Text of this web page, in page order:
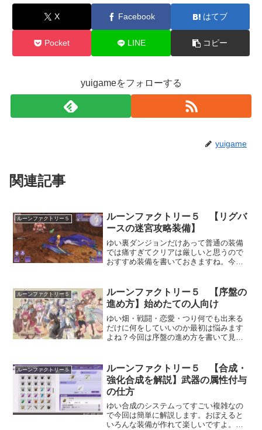
X Facebook はてブ
Pocket LINE コピー
yuigameをフォローする
yuigame
関連記事
ルーンファクトリー５
ルーンファクトリー５ 【リグバ
ースの迷宮攻略装備】
ゆい裏ダンジョンだけあって普通の装備
では痛すぎてクリアは厳しいと思うので
おすすめ装備を書いておきますね。今回
装備作成のスキル上げはこちら。おすす
め防具 鎧まずは鎧 ルー...
ルーンファクトリー５
ルーンファクトリー５ 【序盤の
進め方】始めたての人向け
ゆい畑・戦闘・恋愛・つり何でも出来る
だけに何をしていいのか最初は悩みます
よね？今回は序盤の進め方を書いて見ま
具等を貰えるので最初は掲示板の依頼を
進めていくのがいい。畑は...
ルーンファクトリー５
ルーンファクトリー５ 【合成・
強化合成を解説】武器の属性付与
の仕方
ゆい合成のシステムってすごい複雑なの
で今回は簡単に解説します。おぼえると
いろんな装備が作れて楽しいですよ。ア